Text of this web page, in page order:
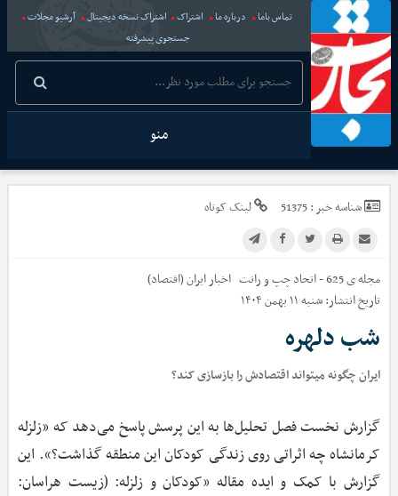
تماس باما درباره ما اشتراک اشتراک نسخه دیجیتال
آرشیو مجلات
جستجوی پیشرفته
منو
شناسه خبر :51375 لینک کوتاه
مجله ی 625 - اتحاد چپ و رانت اخبارایران (اقتصاد)
تاریخ انتشار:شنبه ۱۱ بهمن ۱۴۰۴
شب دلهره
ایران چگونه می‏تواند اقتصادش را بازسازی کند؟
گزارش نخست فصل تحلیل‌ها به این پرسش پاسخ می‌دهد که «زلزله
کرمانشاه چه اثراتی روی زندگی کودکان این منطقه گذاشت؟». این
گزارش با کمک و ایده مقاله «کودکان و زلزله: (زیست هراسان: